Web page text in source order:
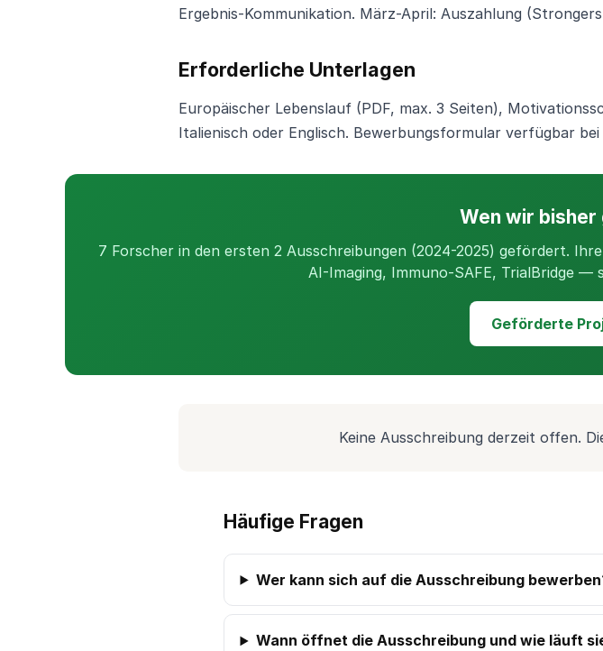
Ergebnis-Kommunikation. März-April: Auszahlung
Erforderliche Unterlagen
Europäischer Lebenslauf (PDF, max. 3 Seiten),
Italienisch oder Englisch. Bewerbungsformular verfügbar
Wen wir
7 Forscher in den ersten 2 Ausschreibungen (2024-2025) gefördert.
AI-Imaging, Immuno-SAFE, TrialBridge
Geförderte
Keine Ausschreibung derzeit offen.
Häufige Fragen
Wer kann sich auf die Ausschreibung
Wann öffnet die Ausschreibung und wie läuft